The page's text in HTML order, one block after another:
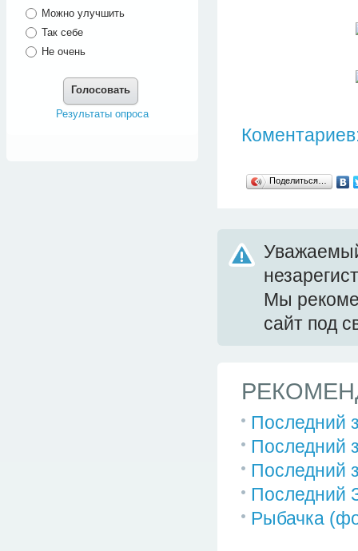
Поделиться…
Мы
сайт под
Последний
Последний
Последний
Последний
Рыбачка
Можно улучшить
Так себе
Не очень
Голосовать
Результаты опроса